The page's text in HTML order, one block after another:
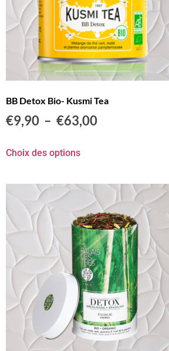
BB Detox Bio- Kusmi Tea
€9,90 – €63,00
Choix des options